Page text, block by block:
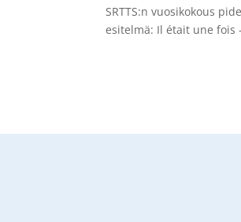
SRTTS:n vuosikokous
esitelmä: Il était une fois